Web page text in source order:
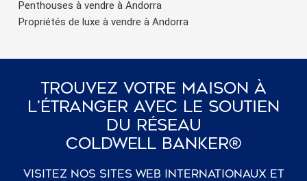
Penthouses à vendre à Andorra
Propriétés de luxe à vendre à Andorra
Trouvez Votre Maison À
L’étranger Avec Le Soutien
Du Réseau
Coldwell Banker®
Visitez nos sites web internationaux et